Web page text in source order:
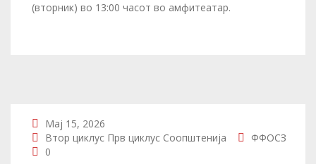
(вторник) во 13:00 часот во амфитеатар.
Мај 15, 2026
Втор циклус Прв циклус Соопштенија
ФФОСЗ
0